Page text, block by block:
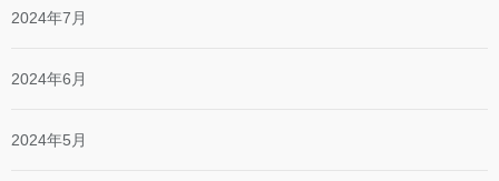
2024年7月
2024年6月
2024年5月